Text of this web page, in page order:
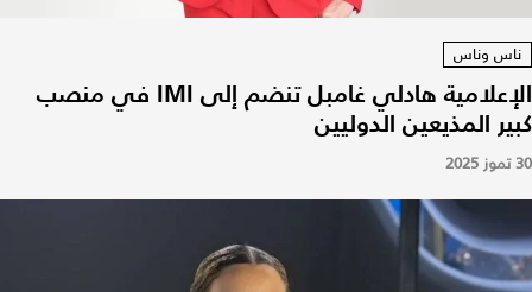
ناس وناس
الإعلامية هادلي غامبل تنضم إلى IMI في منصب
كبير المذيعين الدوليين
30 تموز 2025